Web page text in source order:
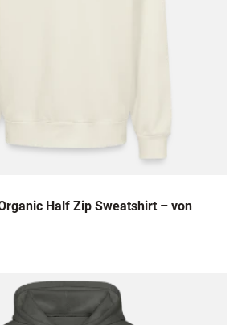
Half Zip Sweatshirt – von